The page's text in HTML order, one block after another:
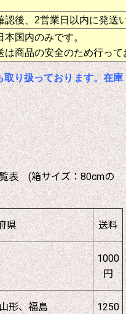
認後、2営業日以内に発送
本国内のみです。
は商品の安全のため行って
り扱っております。在庫
(箱サイズ：80cmの
県 送料
1000
円
形、福島
1250